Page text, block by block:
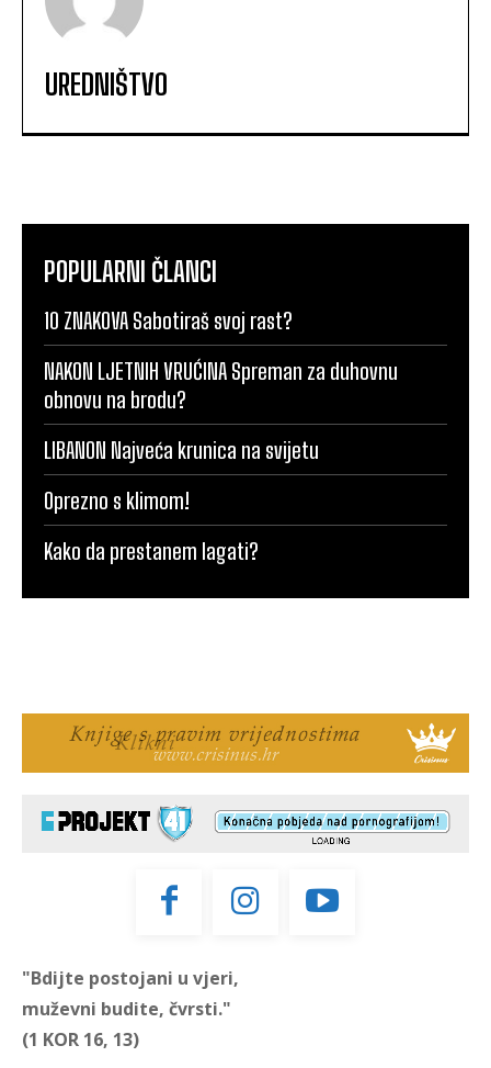
UREDNIŠTVO
POPULARNI ČLANCI
10 ZNAKOVA Sabotiraš svoj rast?
NAKON LJETNIH VRUĆINA Spreman za duhovnu
obnovu na brodu?
LIBANON Najveća krunica na svijetu
Oprezno s klimom!
Kako da prestanem lagati?
"Bdijte postojani u vjeri,
muževni budite, čvrsti."
(1 KOR 16, 13)